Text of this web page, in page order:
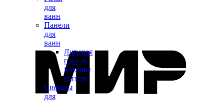
для
ванн
Панели
для
ванн
Лицевая
панель
Боковая
панель
Сифоны
для